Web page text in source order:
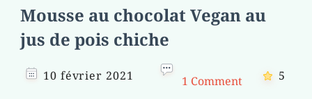
Mousse au chocolat Vegan au
jus de pois chiche
10 février 2021 1 Comment 5